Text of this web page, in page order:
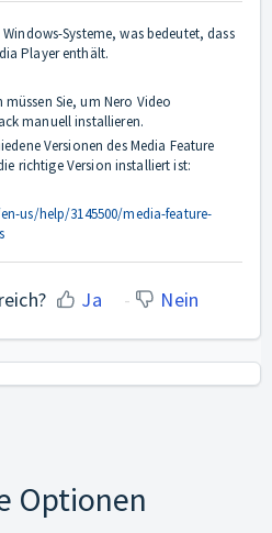
Systeme, was bedeutet, dass
Player enthält.
müssen Sie, um Nero Video
manuell installieren.
Versionen des Media Feature
richtige Version installiert ist:
us/help/3145500/media-feature-
Ja Nein
Optionen